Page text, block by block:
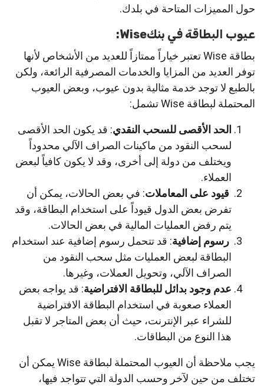
حول المميزات المتاحة في بلدك.
عيوب البطاقة في بنكWise:
بطاقة Wise تعتبر خياراً ممتازاً للعديد من الأشخاص لأنها
توفر العديد من المزايا والخدمات المصرفية الرائعة، ولكن
بالطبع لا توجد خدمة مثالية بدون عيوب، وبعض العيوب
المحتملة لبطاقة Wise تشمل:
الحد الأقصى للسحب النقدي: قد يكون الحد الأقصى
لسحب النقود من ماكينات الصراف الآلي محدوداً
ويختلف من دولة إلى أخرى، وقد لا يكون كافياً لبعض
العملاء.
قيود على المعاملات: في بعض الحالات، يمكن أن
تفرض بعض الدول قيوداً على استخدام البطاقة، وقد
يتم رفض العمليات المالية في بعض الحالات.
رسوم إضافية: قد تتحمل رسوم إضافية عند استخدام
البطاقة لبعض العمليات مثل سحب النقود من
الصراف الآلي، وتحويل العملات، وغيرها.
عدم وجود بدائل للبطاقة الافتراضية: قد يواجه بعض
العملاء صعوبة في استخدام البطاقة الافتراضية
للشراء عبر الإنترنت، حيث أن بعض المتاجر لا تقبل
هذا النوع من البطاقات.
يجب ملاحظة أن العيوب المحتملة لبطاقة Wise يمكن أن
تختلف من حين لآخر وحسب الدولة التي تتواجد فيها،